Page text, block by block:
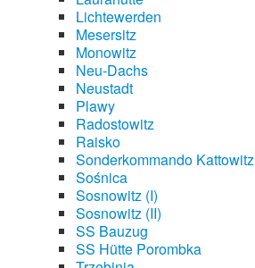
Lichtewerden
Mesersitz
Monowitz
Neu-Dachs
Neustadt
Plawy
Radostowitz
Raisko
Sonderkommando Kattowitz
Sośnica
Sosnowitz (I)
Sosnowitz (II)
SS Bauzug
SS Hütte Porombka